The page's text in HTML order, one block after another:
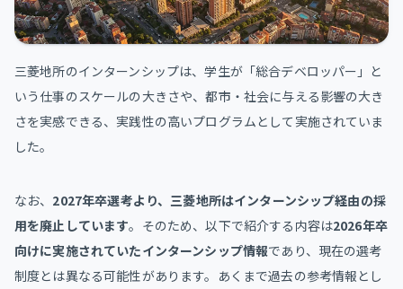
三菱地所のインターンシップは、学生が「総合デベロッパー」と
いう仕事のスケールの大きさや、都市・社会に与える影響の大き
さを実感できる、実践性の高いプログラムとして実施されていま
した。
なお、 2027年卒選考より、三菱地所はインターンシップ経由の採
用を廃止しています。そのため、以下で紹介する内容は2026年卒
向けに実施されていたインターンシップ情報であり、現在の選考
制度とは異なる可能性があります。あくまで過去の参考情報とし